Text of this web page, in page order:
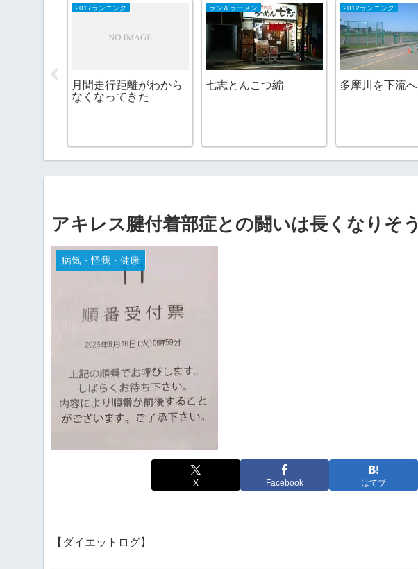
2017ランニング
月間走行距離がわから
なくなってきた
ラン＆ラーメン
七志とんこつ編
2012ランニング
多摩川を下流へ
アキレス腱付着部症との闘いは長くなりそう
病気・怪我・健康
X Facebook はてブ
【ダイエットログ】